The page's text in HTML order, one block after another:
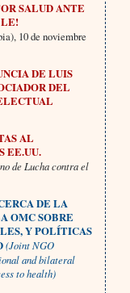
SALUD ANTE
10 de noviembre
DE LUIS
DEL
AL
EE.UU.
de Lucha contra el
DE LA
OMC SOBRE
Y POLÍTICAS
(Joint NGO
and bilateral
to health)